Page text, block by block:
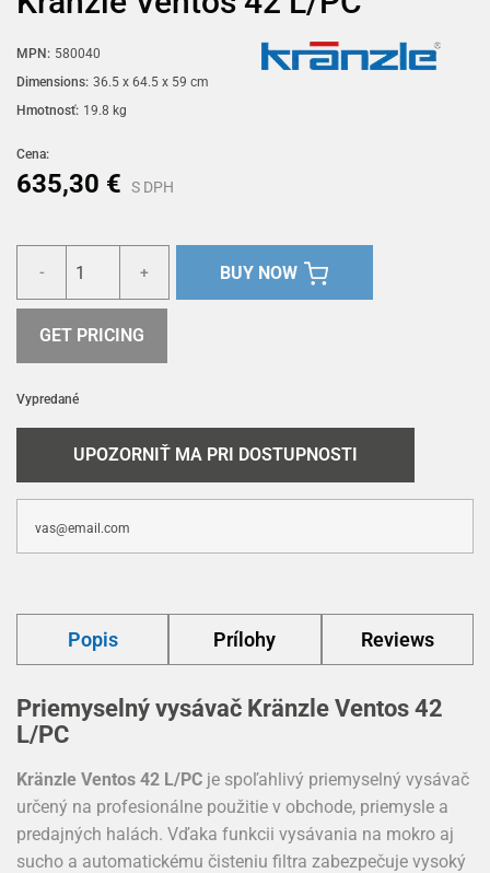
MPN: 580040
Dimensions: 36.5 x 64.5 x 59 cm
Hmotnosť: 19.8 kg
Cena:
635,30 € S DPH
- + BUY NOW
GET PRICING
Vypredané
UPOZORNIŤ MA PRI DOSTUPNOSTI
Popis Prílohy Reviews
Priemyselný vysávač Kränzle Ventos 42
L/PC
Kränzle Ventos 42 L/PC je spoľahlivý priemyselný vysávač
určený na profesionálne použitie v obchode, priemysle a
predajných halách. Vďaka funkcii vysávania na mokro aj
sucho a automatickému čisteniu filtra zabezpečuje vysoký